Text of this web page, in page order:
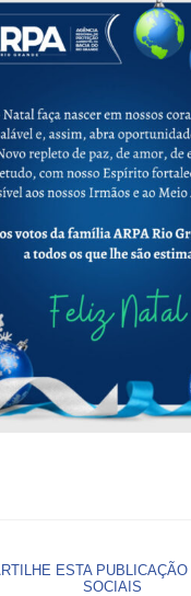
ESTA
SOCIAIS